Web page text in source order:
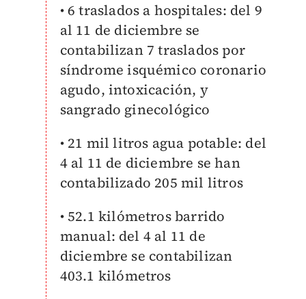
• 6 traslados a hospitales: del 9
al 11 de diciembre se
contabilizan 7 traslados por
síndrome isquémico coronario
agudo, intoxicación, y
sangrado ginecológico
• 21 mil litros agua potable: del
4 al 11 de diciembre se han
contabilizado 205 mil litros
• 52.1 kilómetros barrido
manual: del 4 al 11 de
diciembre se contabilizan
403.1 kilómetros